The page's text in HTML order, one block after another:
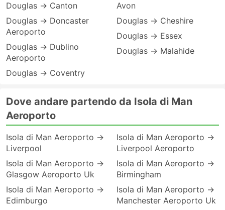
Douglas → Canton
Douglas → Doncaster
Aeroporto
Douglas → Dublino
Aeroporto
Douglas → Coventry
Avon
Douglas → Cheshire
Douglas → Essex
Douglas → Malahide
Dove andare partendo da Isola di Man
Aeroporto
Isola di Man Aeroporto →
Liverpool
Isola di Man Aeroporto →
Glasgow Aeroporto Uk
Isola di Man Aeroporto →
Edimburgo
Isola di Man Aeroporto →
Liverpool Aeroporto
Isola di Man Aeroporto →
Birmingham
Isola di Man Aeroporto →
Manchester Aeroporto Uk